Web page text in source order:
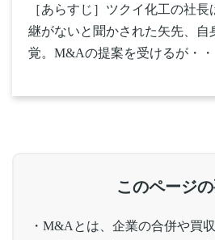
［あらすじ］ツクイ化工の社
継がないと聞かされた矢先、自
覚。M&Aの提案を受けるが・・
このページ
・M&Aとは、企業の合併や買